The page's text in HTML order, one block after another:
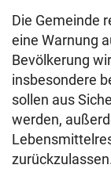
Die Gemeinde
eine Warnung
Bevölkerung
insbesondere
sollen aus
werden,